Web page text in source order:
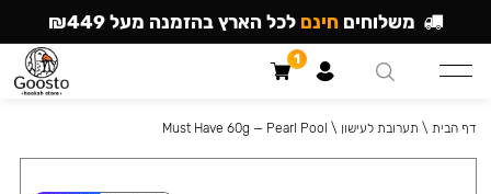
דף הבית \ תערובת לעישון \
Must Have 60g — Pearl Pool
משלוחים חינם לכל הארץ בהזמנה מעל ₪449
1